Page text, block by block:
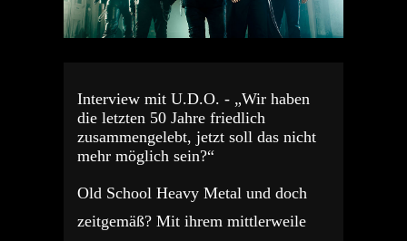
Interview mit U.D.O. - „Wir haben
die letzten 50 Jahre friedlich
zusammengelebt, jetzt soll das nicht
mehr möglich sein?“
Old School Heavy Metal und doch
zeitgemäß? Mit ihrem mittlerweile